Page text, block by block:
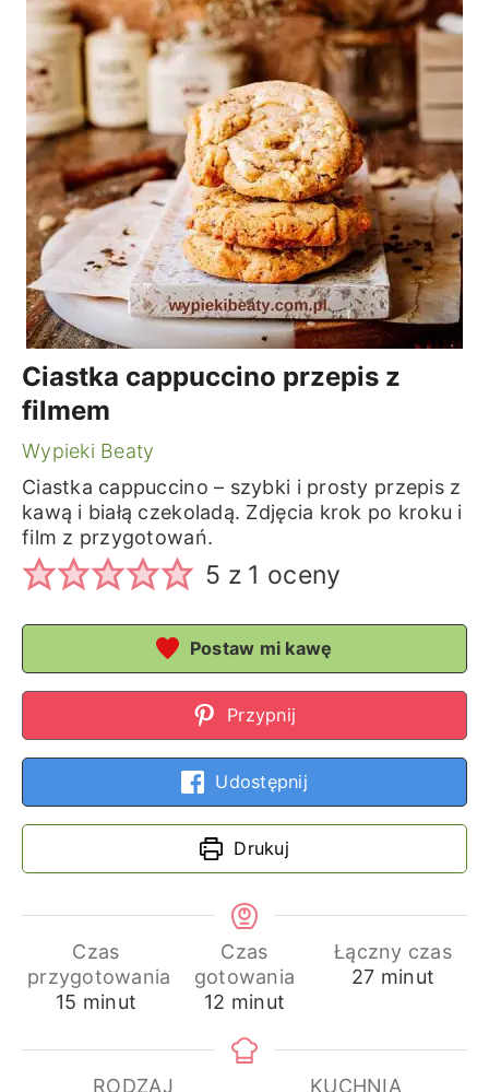
Ciastka cappuccino przepis z
filmem
Wypieki Beaty
Ciastka cappuccino – szybki i prosty przepis z
kawą i białą czekoladą. Zdjęcia krok po kroku i
film z przygotowań.
5 z 1 oceny
Postaw mi kawę
Przypnij
Udostępnij
Drukuj
Czas
przygotowania
15 minuty
minut
Czas
gotowania
12 minuty
minut
Łączny czas
27minuty
minut
RODZAJ KUCHNIA